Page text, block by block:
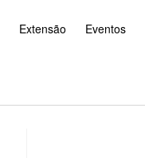
Extensão Eventos